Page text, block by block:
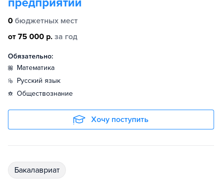
0 бюджетных мест
от 75 000 р. за год
Обязательно:
математика
русский язык
обществознание
Хочу поступить
бакалавриат